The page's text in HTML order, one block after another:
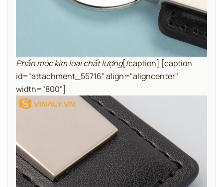
Phần móc kim loại chất lượng[/caption] [caption
id="attachment_55716" align="aligncenter"
width="800"]